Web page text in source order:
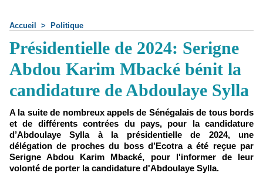
Accueil > Politique
Présidentielle de 2024: Serigne
Abdou Karim Mbacké bénit la
candidature de Abdoulaye Sylla
A la suite de nombreux appels de Sénégalais de tous bords
et de différents contrées du pays, pour la candidature
d’Abdoulaye Sylla à la présidentielle de 2024, une
délégation de proches du boss d’Ecotra a été reçue par
Serigne Abdou Karim Mbacké, pour l'informer de leur
volonté de porter la candidature d'Abdoulaye Sylla.